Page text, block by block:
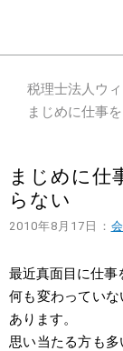
税理士法人ウ
まじめに仕事
まじめに仕
らない
2010年8月17日：
最近真面目に仕事
何も変わってい
あります。
思い当たる方も